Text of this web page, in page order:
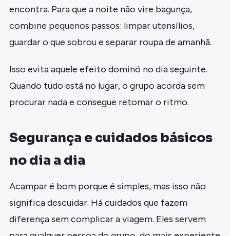
encontra. Para que a noite não vire bagunça,
combine pequenos passos: limpar utensílios,
guardar o que sobrou e separar roupa de amanhã.
Isso evita aquele efeito dominó no dia seguinte.
Quando tudo está no lugar, o grupo acorda sem
procurar nada e consegue retomar o ritmo.
Segurança e cuidados básicos
no dia a dia
Acampar é bom porque é simples, mas isso não
significa descuidar. Há cuidados que fazem
diferença sem complicar a viagem. Eles servem